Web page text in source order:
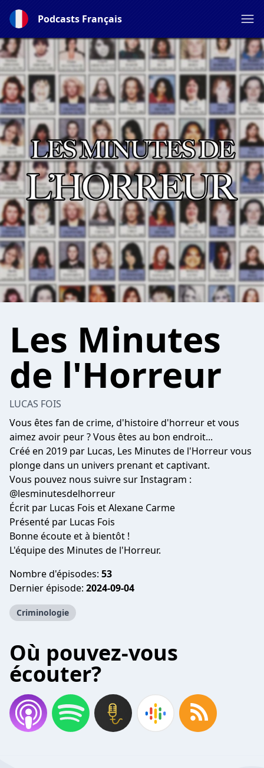
Podcasts Français
Les Minutes
de l'Horreur
LUCAS FOIS
Vous êtes fan de crime, d'histoire d'horreur et vous
aimez avoir peur ? Vous êtes au bon endroit...
Créé en 2019 par Lucas, Les Minutes de l'Horreur vous
plonge dans un univers prenant et captivant.
Vous pouvez nous suivre sur Instagram :
@lesminutesdelhorreur
Écrit par Lucas Fois et Alexane Carme
Présenté par Lucas Fois
Bonne écoute et à bientôt !
L'équipe des Minutes de l'Horreur.
Nombre d'épisodes: 53
Dernier épisode: 2024-09-04
Criminologie
Où pouvez-vous
écouter?